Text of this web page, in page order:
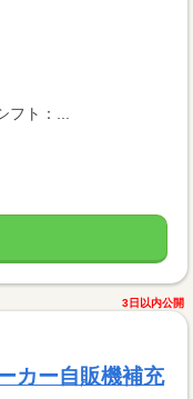
ト：...
3日以内公開
カー自販機補充